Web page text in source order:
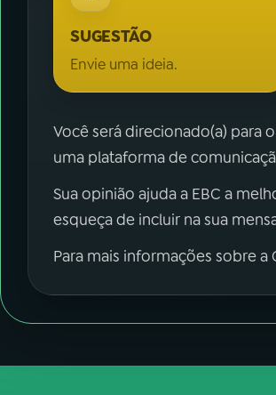
SUGESTÃO
Envie uma ideia.
Você será direcionado(a) para
uma plataforma de
Sua opinião ajuda a EBC a
esqueça de incluir na sua
Para mais informações sobre a